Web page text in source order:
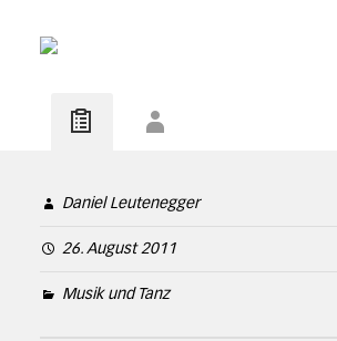
Daniel Leutenegger
26. August 2011
Musik und Tanz